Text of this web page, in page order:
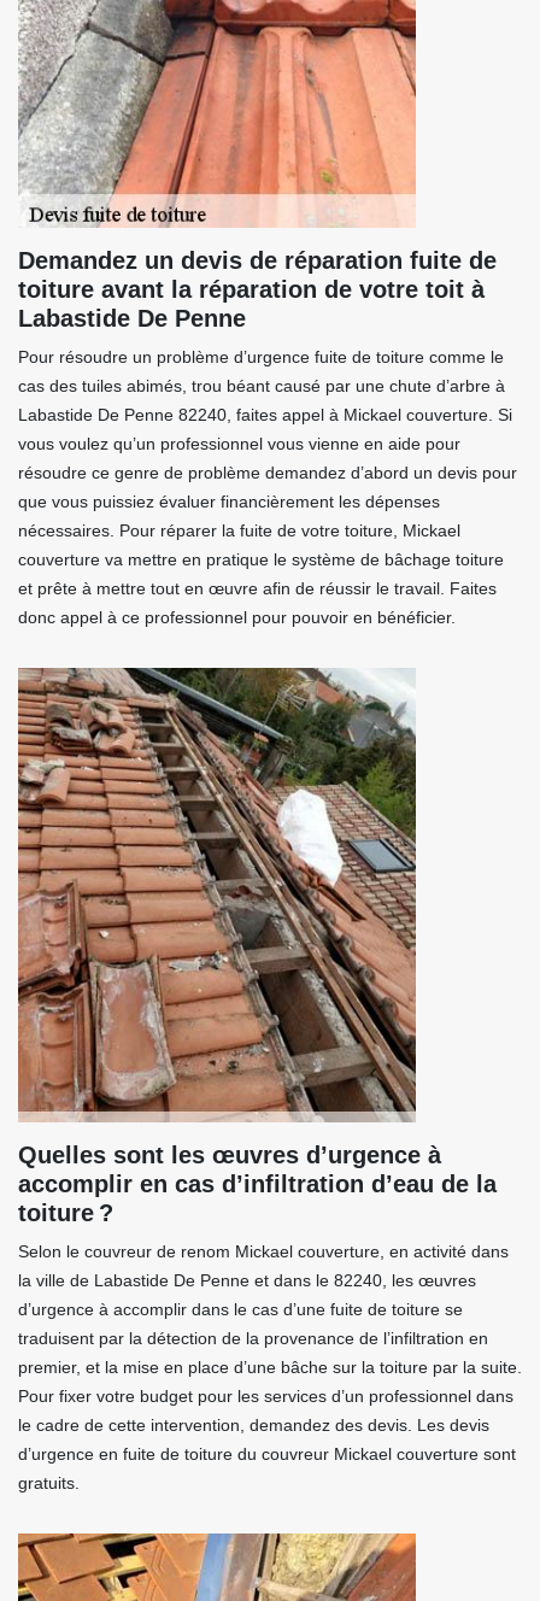
Demandez un devis de réparation fuite de
toiture avant la réparation de votre toit à
Labastide De Penne
Pour résoudre un problème d’urgence fuite de toiture comme le
cas des tuiles abimés, trou béant causé par une chute d’arbre à
Labastide De Penne 82240, faites appel à Mickael couverture. Si
vous voulez qu’un professionnel vous vienne en aide pour
résoudre ce genre de problème demandez d’abord un devis pour
que vous puissiez évaluer financièrement les dépenses
nécessaires. Pour réparer la fuite de votre toiture, Mickael
couverture va mettre en pratique le système de bâchage toiture
et prête à mettre tout en œuvre afin de réussir le travail. Faites
donc appel à ce professionnel pour pouvoir en bénéficier.
Quelles sont les œuvres d’urgence à
accomplir en cas d’infiltration d’eau de la
toiture ?
Selon le couvreur de renom Mickael couverture, en activité dans
la ville de Labastide De Penne et dans le 82240, les œuvres
d’urgence à accomplir dans le cas d’une fuite de toiture se
traduisent par la détection de la provenance de l’infiltration en
premier, et la mise en place d’une bâche sur la toiture par la suite.
Pour fixer votre budget pour les services d’un professionnel dans
le cadre de cette intervention, demandez des devis. Les devis
d’urgence en fuite de toiture du couvreur Mickael couverture sont
gratuits.